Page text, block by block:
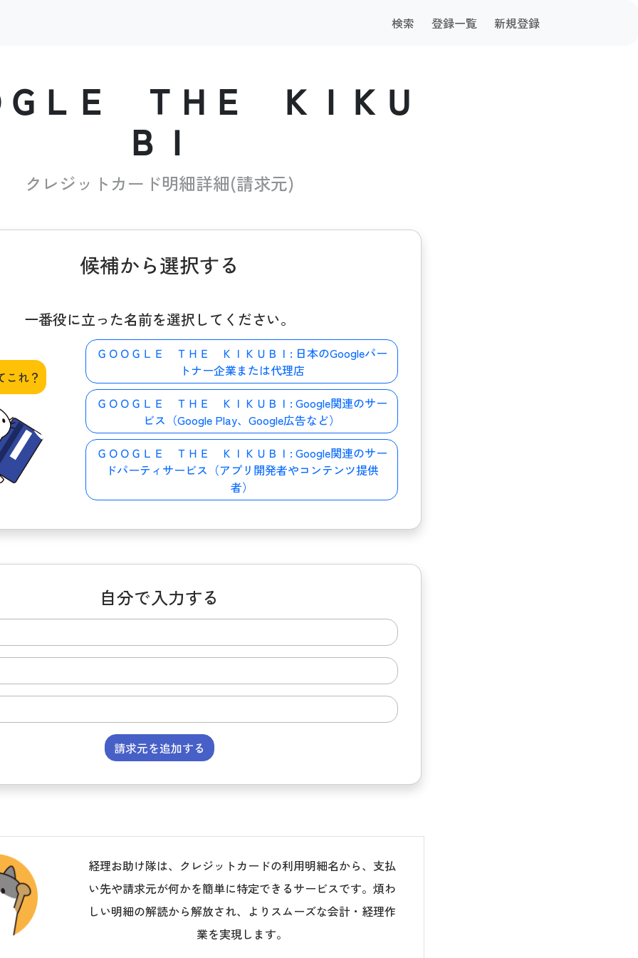
検索 登録一覧 新規登録
ＧＬＥ ＴＨＥ ＫＩＫＵ
ＢＩ
クレジットカード明細詳細(請求元)
候補から選択する
一番役に立った名前を選択してください。
これ？
ＧＯＯＧＬＥ ＴＨＥ ＫＩＫＵＢＩ: 日本のGoogleパー
トナー企業または代理店
ＧＯＯＧＬＥ ＴＨＥ ＫＩＫＵＢＩ:Google関連のサー
ビス（Google Play、Google広告など）
ＧＯＯＧＬＥ ＴＨＥ ＫＩＫＵＢＩ:Google関連のサー
ドパーティサービス（アプリ開発者やコンテンツ提供
者）
自分で入力する
請求元を追加する
経理お助け隊は、クレジットカードの利用明細名から、支払
い先や請求元が何かを簡単に特定できるサービスです。煩わ
しい明細の解読から解放され、よりスムーズな会計・経理作
業を実現します。